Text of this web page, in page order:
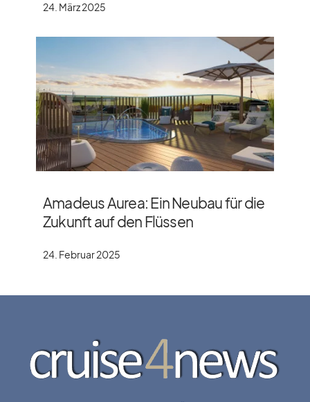
24. März 2025
Amadeus Aurea: Ein Neubau für die
Zukunft auf den Flüssen
24. Februar 2025